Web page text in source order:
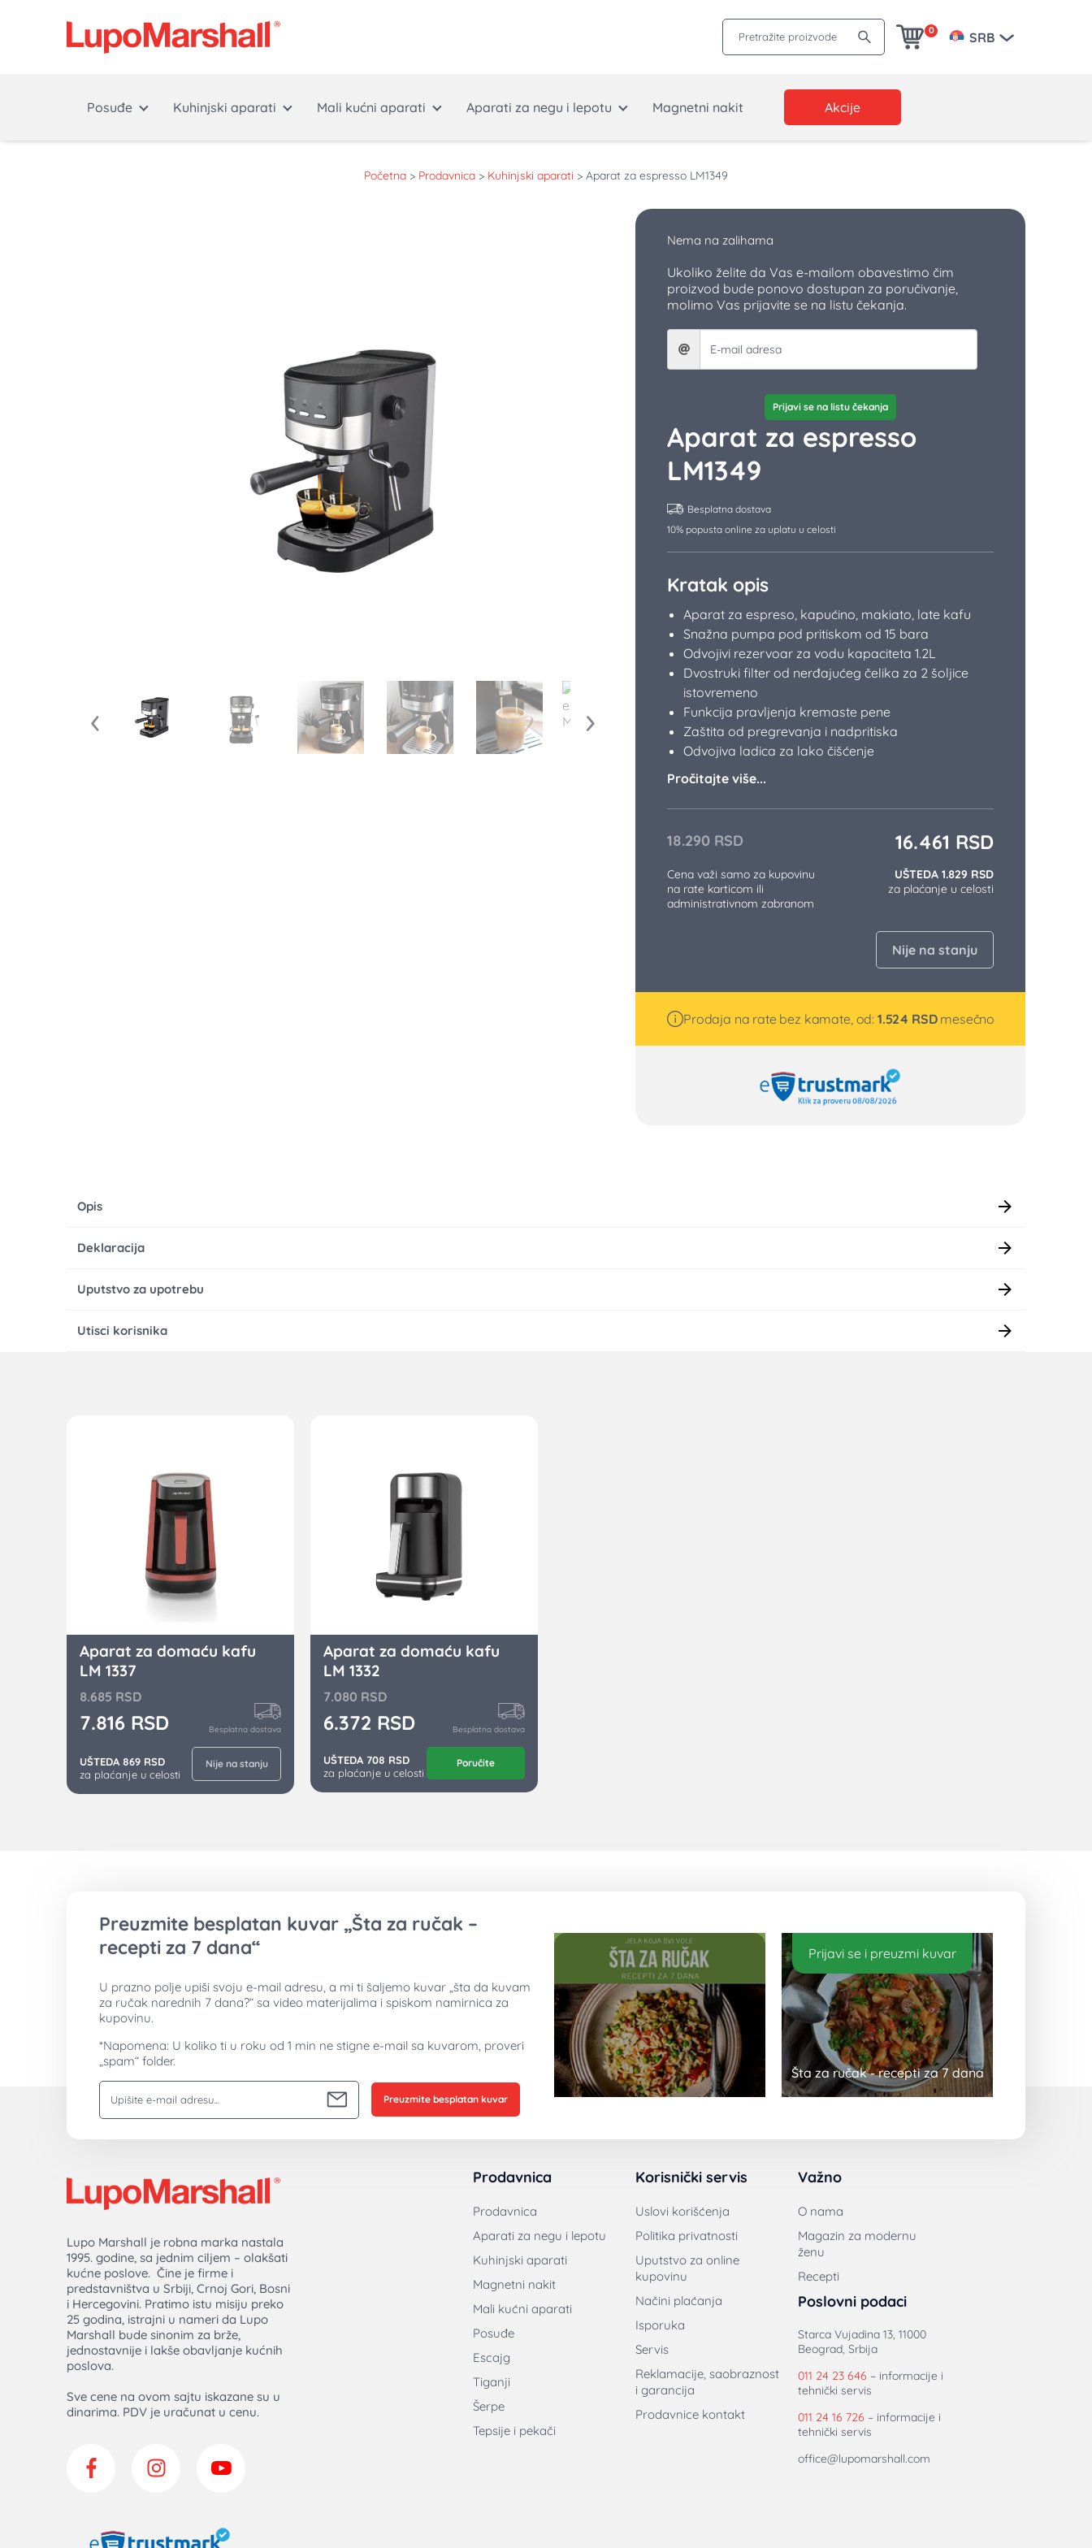
Pretražite proizvode 0 SRB
Posuđe Kuhinjski aparati Mali kućni aparati Aparati za negu i lepotu Magnetni nakit Akcije
Početna > Prodavnica > Kuhinjski aparati > Aparat za espresso LM1349
Aparat za espresso
LM1349
Besplatna dostava
10% popusta online za uplatu u celosti
18.290 RSD
Cena važi samo za kupovinu
na rate karticom ili
administrativnom zabranom
16.461 RSD
UŠTEDA 1.829 RSD
za plaćanje u celosti
Kratak opis
Aparat za espreso, kapućino, makiato, late kafu
Snažna pumpa pod pritiskom od 15 bara
Odvojivi rezervoar za vodu kapaciteta 1.2L
Dvostruki filter od nerđajućeg čelika za 2 šoljice
istovremeno
Funkcija pravljenja kremaste pene
Zaštita od pregrevanja i nadpritiska
Odvojiva ladica za lako čišćenje
Pročitajte više...
Nema na zalihama
Nije na stanju
Ukoliko želite da Vas e-mailom obavestimo čim
proizvod bude ponovo dostupan za poručivanje,
molimo Vas prijavite se na listu čekanja.
Prijavi se na listu čekanja
Prodaja na rate bez kamate, od: 1.524 RSDmesečno
Opis
Deklaracija
Uputstvo za upotrebu
Utisci korisnika
Aparat za domaću kafu
LM 1337
8.685 RSD
7.816 RSD Besplatna dostava
UŠTEDA 869 RSD
za plaćanje u celosti
Nije na stanju
Aparat za domaću kafu
LM 1332
7.080 RSD
6.372 RSD Besplatna dostava
UŠTEDA 708 RSD
za plaćanje u celosti
Poručite
Preuzmite besplatan kuvar „Šta za ručak –
recepti za 7 dana“
U prazno polje upiši svoju e-mail adresu, a mi ti šaljemo kuvar „šta da kuvam
za ručak narednih 7 dana?“ sa video materijalima i spiskom namirnica za
kupovinu.
*Napomena: U koliko ti u roku od 1 min ne stigne e-mail sa kuvarom, proveri
„spam“ folder.
Preuzmite besplatan kuvar
Prijavi se i preuzmi kuvar
Šta za ručak - recepti za 7 dana
Lupo Marshall je robna marka nastala
1995. godine, sa jednim ciljem – olakšati
kućne poslove. Čine je firme i
predstavništva u Srbiji, Crnoj Gori, Bosni
i Hercegovini. Pratimo istu misiju preko
25 godina, istrajni u nameri da Lupo
Marshall bude sinonim za brže,
jednostavnije i lakše obavljanje kućnih
poslova.
Sve cene na ovom sajtu iskazane su u
dinarima. PDV je uračunat u cenu.
Prodavnica
Prodavnica
Aparati za negu i lepotu
Kuhinjski aparati
Magnetni nakit
Mali kućni aparati
Posuđe
Escajg
Tiganji
Šerpe
Tepsije i pekači
Korisnički servis
Uslovi korišćenja
Politika privatnosti
Uputstvo za online
kupovinu
Načini plaćanja
Isporuka
Servis
Reklamacije, saobraznost
i garancija
Prodavnice kontakt
Važno
O nama
Magazin za modernu
ženu
Recepti
Poslovni podaci
Starca Vujadina 13, 11000
Beograd, Srbija
011 24 23 646 – informacije i
tehnički servis
011 24 16 726 – informacije i
tehnički servis
office@lupomarshall.com